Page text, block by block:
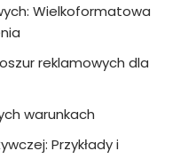
Wielkoformatowa
reklamowych dla
warunkach
Przykłady i